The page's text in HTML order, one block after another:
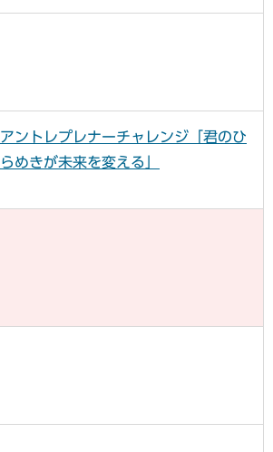
アントレプレナーチャレンジ「君のひ
らめきが未来を変える」